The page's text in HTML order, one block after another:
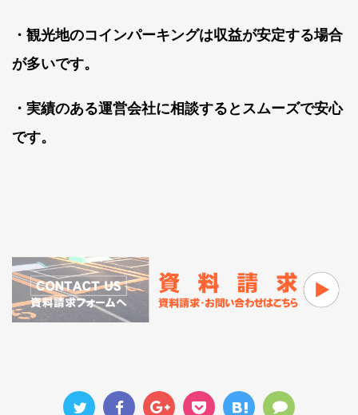
・観光地のコインパーキングは収益が安定する場合
が多いです。
・実績のある運営会社に相談するとスムーズで安心
です。